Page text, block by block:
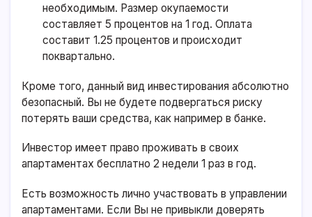
необходимым. Размер окупаемости
составляет 5 процентов на 1 год. Оплата
составит 1.25 процентов и происходит
поквартально.
Кроме того, данный вид инвестирования абсолютно
безопасный. Вы не будете подвергаться риску
потерять ваши средства, как например в банке.
Инвестор имеет право проживать в своих
апартаментах бесплатно 2 недели 1 раз в год.
Есть возможность лично участвовать в управлении
апартаментами. Если Вы не привыкли доверять